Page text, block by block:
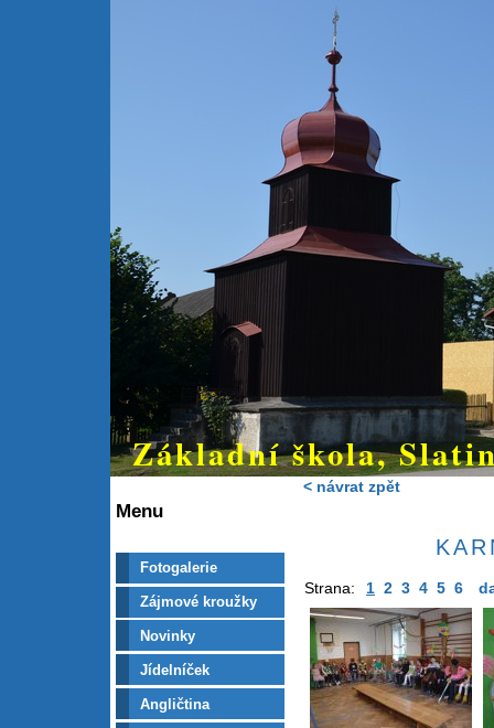
Základní škola,
Menu
Fotogalerie
Zájmové kroužky
Novinky
Jídelníček
Angličtina
< návrat zpět
Strana: 1 2 3 4 5 6